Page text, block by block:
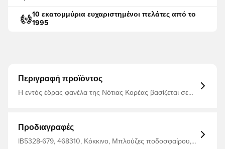
10 εκατομμύρια ευχαριστημένοι πελάτες από το
1995
Περιγραφή προϊόντος
Η εντός έδρας φανέλα της Νότιας Κορέας βασίζεται σε
ύφασμα, συνδυάζοντας την παράδοση με μια σύγχρονη
αισθητική. Η προσαρμοσμένη τυπογραφία συνδυάζει
την παραδοσιακή κορεατική καλλιγραφία με τη δυτική
Προδιαγραφές
IB5328-679, 468310, Κόκκινο, Μπλούζες ποδοσφαίρου,